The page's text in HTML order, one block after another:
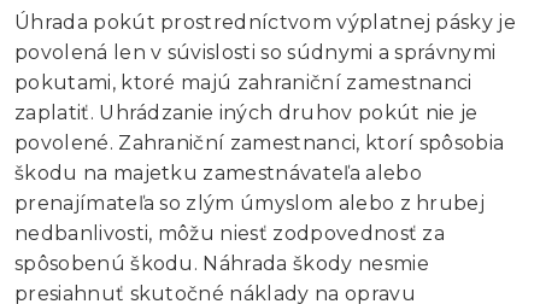
Úhrada pokút prostredníctvom výplatnej pásky je
povolená len v súvislosti so súdnymi a správnymi
pokutami, ktoré majú zahraniční zamestnanci
zaplatiť. Uhrádzanie iných druhov pokút nie je
povolené. Zahraniční zamestnanci, ktorí spôsobia
škodu na majetku zamestnávateľa alebo
prenajímateľa so zlým úmyslom alebo z hrubej
nedbanlivosti, môžu niesť zodpovednosť za
spôsobenú škodu. Náhrada škody nesmie
presiahnuť skutočné náklady na opravu